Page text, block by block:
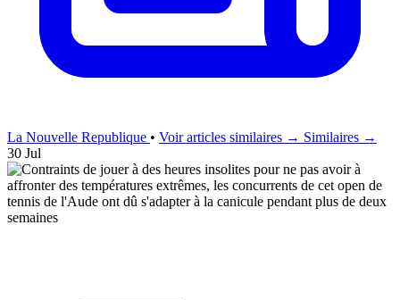
La Nouvelle Republique • Voir articles similaires → Similaires →
30 Jul